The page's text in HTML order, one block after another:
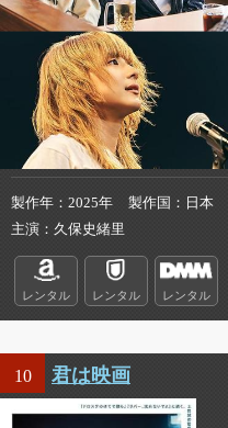
製作年 2025年 製作国 日本
主演
久保史緒里
レンタル レンタル レンタル
10 君は映画